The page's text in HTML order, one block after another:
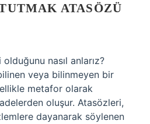
ATASÖZÜ
nasıl anlarız?
veya bilinmeyen bir
metafor olarak
oluşur. Atasözleri,
dayanarak söylenen